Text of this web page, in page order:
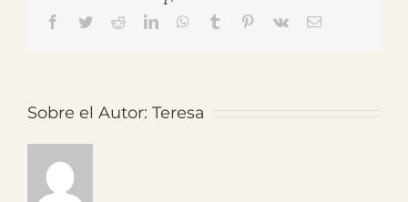
Facebook
TwitterRedditLinkedInWhatsApp
Tumblr Pinterest
Vk
Correo
Sobre el Autor: Teresa